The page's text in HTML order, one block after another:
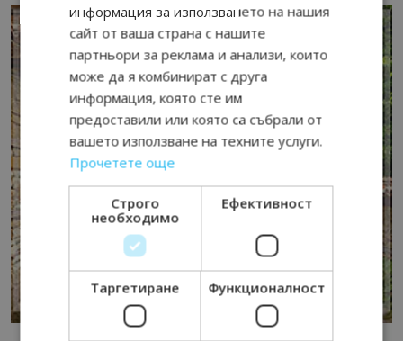
информация за използването на нашия
сайт от ваша страна с нашите
партньори за реклама и анализи, които
може да я комбинират с друга
информация, която сте им
предоставили или която са събрали от
вашето използване на техните услуги.
Прочетете още
Строго
необходимо
Ефективност
Таргетиране Функционалност